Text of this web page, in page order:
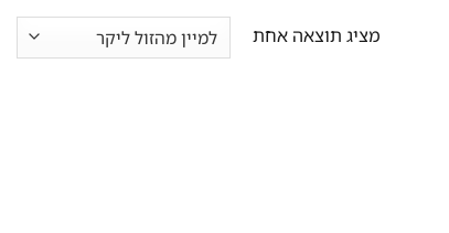
מציג תוצאה אחת